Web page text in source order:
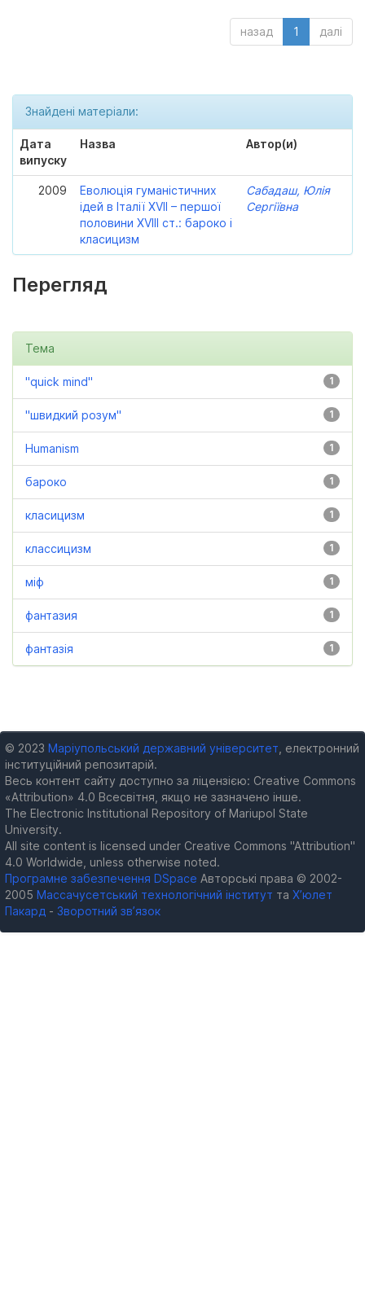
назад 1 далі
Знайдені матеріали:
Дата
випуску
Назва Автор(и)
2009
Еволюція гуманістичних
ідей в Італії XVII – першої
половини XVIII ст.: бароко і
класицизм
Сабадаш, Юлія
Сергіївна
Перегляд
Тема
1
"quick mind"
1
"швидкий розум"
1
Humanism
1
бароко
1
класицизм
1
классицизм
1
міф
1
фантазия
1
фантазія
© 2023 Маріупольський державний університет , електронний
інституційний репозитарій.
Весь контент сайту доступно за ліцензією: Creative Commons
«Attribution» 4.0 Всесвітня, якщо не зазначено інше.
The Electronic Institutional Repository of Mariupol State
University.
All site content is licensed under Creative Commons "Attribution"
4.0 Worldwide, unless otherwise noted.
Програмне забезпечення DSpace Авторські права © 2002-
2005 Массачусетський технологічний інститут та Х’юлет
Пакард - Зворотний зв’язок